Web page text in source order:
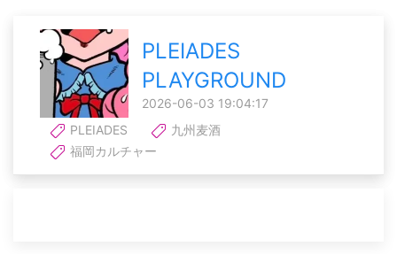
PLEIADES
PLAYGROUND
2026-06-03 19:04:17
PLEIADES
九州麦酒
福岡カルチャー